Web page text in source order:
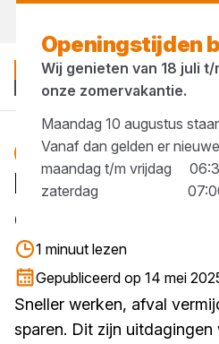
Blog isolatie prefab
Prefab isolatie
duurzame
1 minuut lezen
Gepubliceerd op 14 mei
Sneller werken, afval
sparen. Dit zijn
Openingstijden
Wij genieten van 18 juli
onze zomervakantie.
Maandag 10 augustus
Vanaf dan gelden er
maandag t/m vrijdag
zaterdag 07:00 –